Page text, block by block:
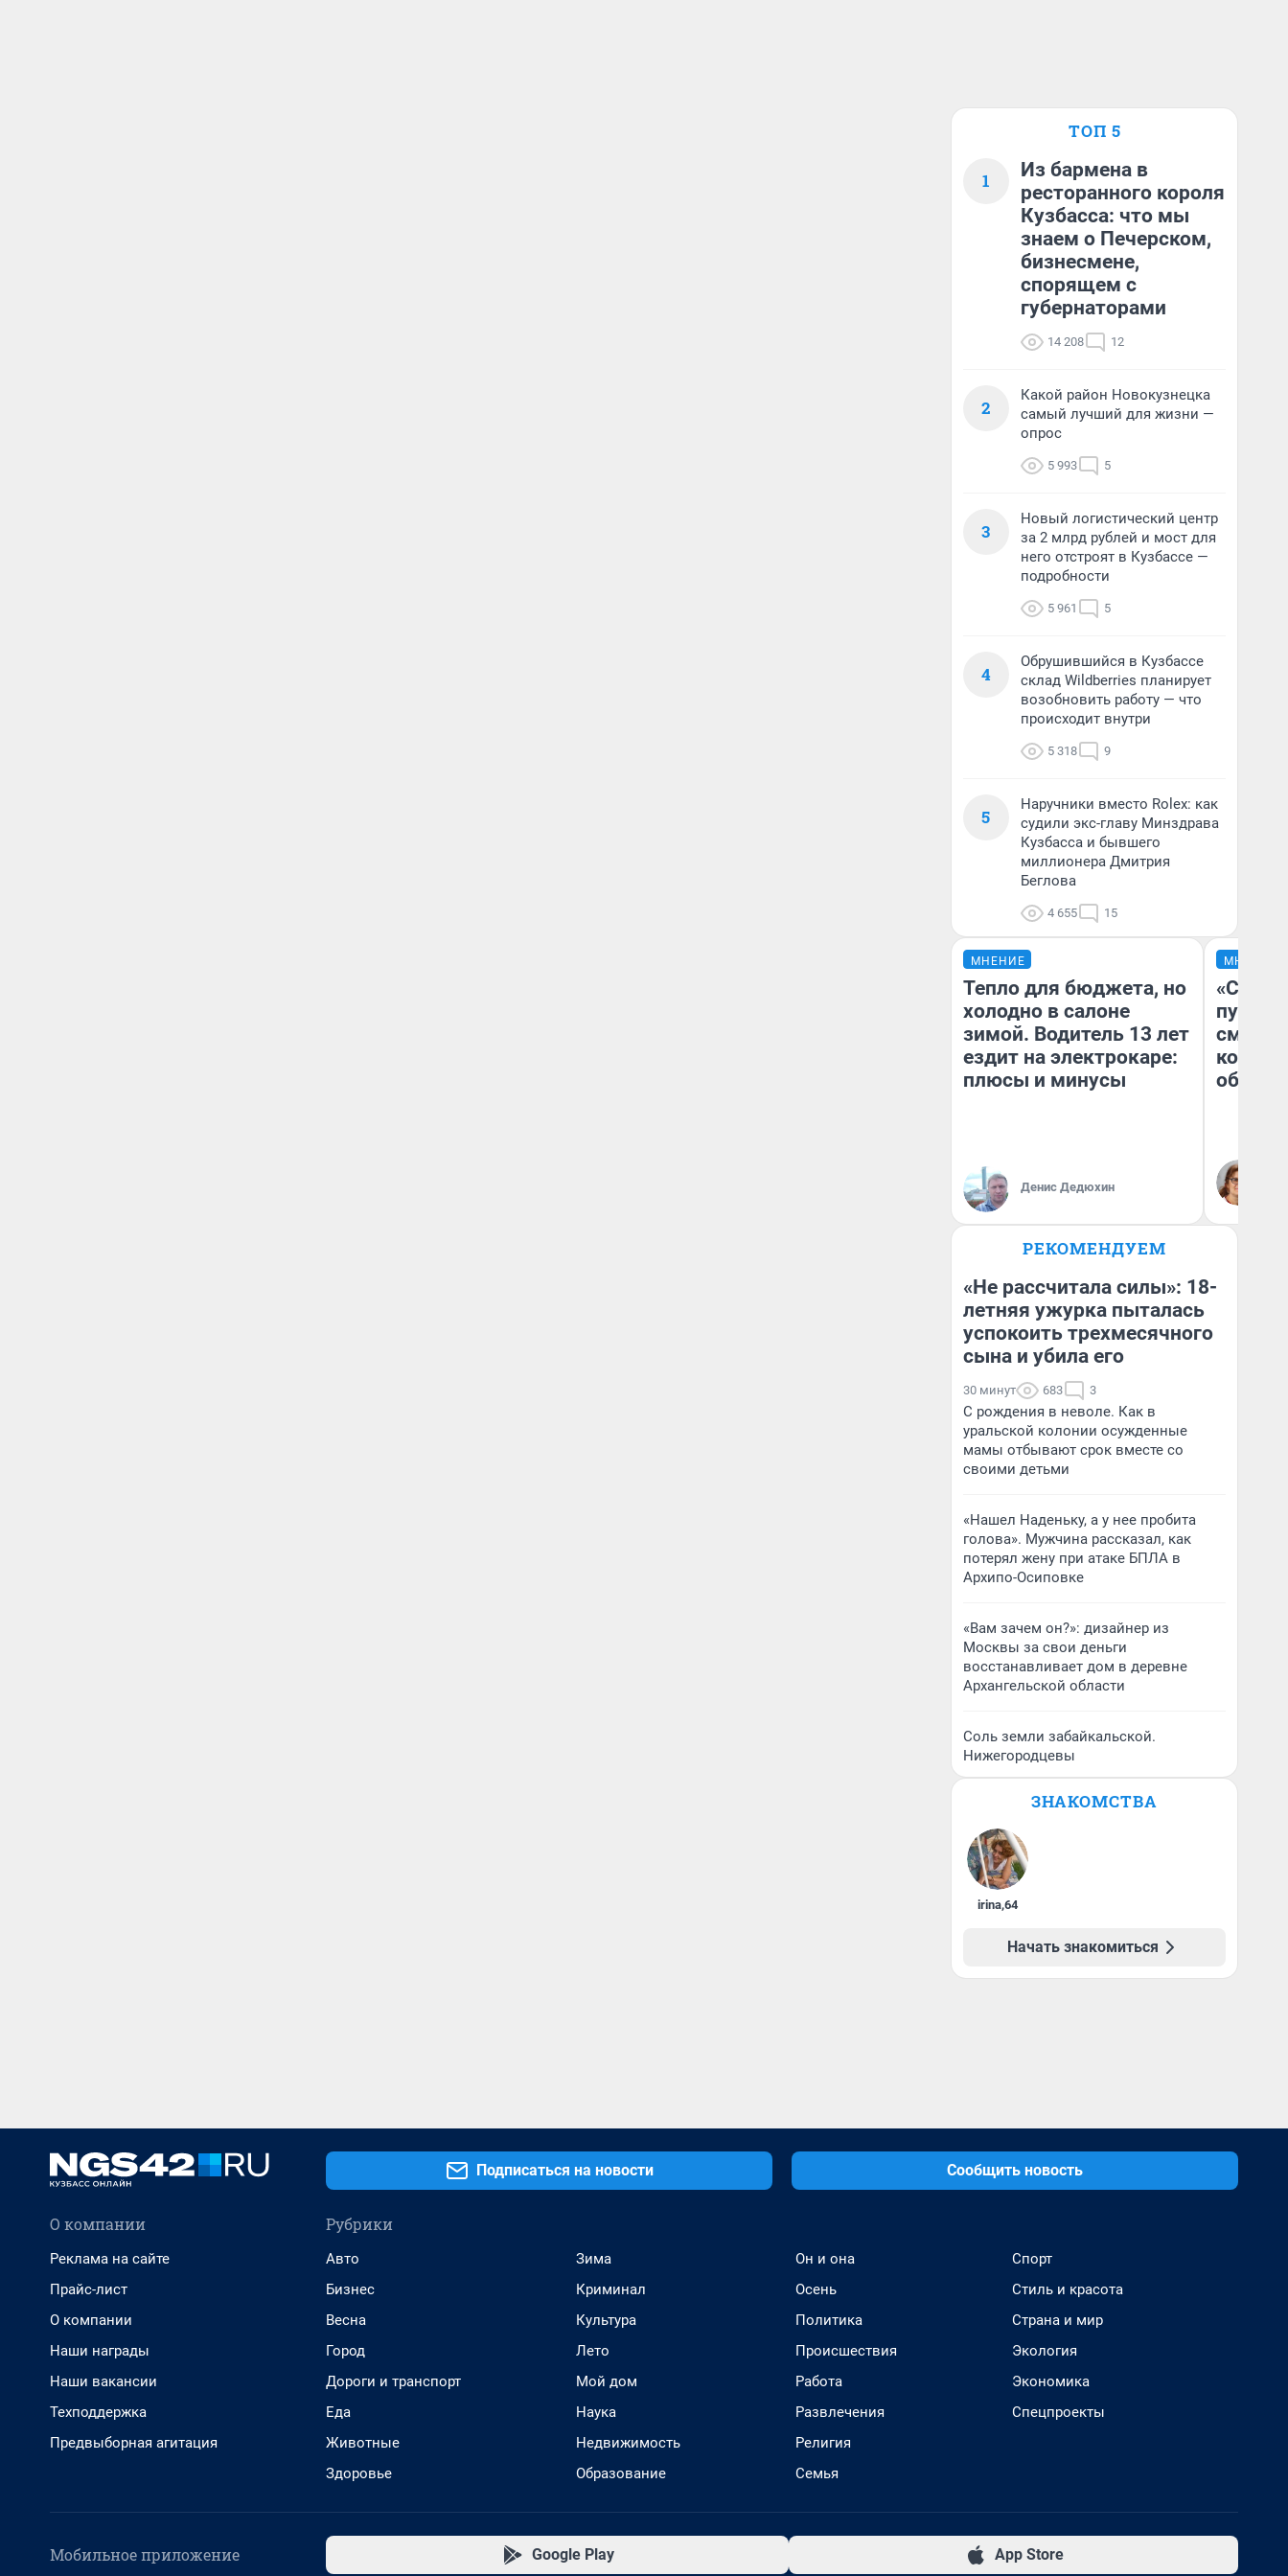
ТОП 5
1
Из бармена в
ресторанного короля
Кузбасса: что мы
знаем о Печерском,
бизнесмене,
спорящем с
губернаторами
14 208 12
2
Какой район Новокузнецка
самый лучший для жизни —
опрос
5 993 5
3
Новый логистический центр
за 2 млрд рублей и мост для
него отстроят в Кузбассе —
подробности
5 961 5
4
Обрушившийся в Кузбассе
склад Wildberries планирует
возобновить работу — что
происходит внутри
5 318 9
5
Наручники вместо Rolex: как
судили экс-главу Минздрава
Кузбасса и бывшего
миллионера Дмитрия
Беглова
4 655 15
МНЕНИЕ
Тепло для бюджета, но
холодно в салоне
зимой. Водитель 13 лет
ездит на электрокаре:
плюсы и минусы
Денис Дедюхин
МНЕНИЕ
РЕКОМЕНДУЕМ
«Не рассчитала силы»: 18-
летняя ужурка пыталась
успокоить трехмесячного
сына и убила его
30 минут 683 3
С рождения в неволе. Как в
уральской колонии осужденные
мамы отбывают срок вместе со
своими детьми
«Нашел Наденьку, а у нее пробита
голова». Мужчина рассказал, как
потерял жену при атаке БПЛА в
Архипо-Осиповке
«Вам зачем он?»: дизайнер из
Москвы за свои деньги
восстанавливает дом в деревне
Архангельской области
Соль земли забайкальской.
Нижегородцевы
ЗНАКОМСТВА
irina,64
Начать знакомиться
Подписаться на новости Сообщить новость
О компании
Реклама на сайте
Прайс-лист
О компании
Наши награды
Наши вакансии
Техподдержка
Предвыборная агитация
Рубрики
Авто
Бизнес
Весна
Город
Дороги и транспорт
Еда
Животные
Здоровье
Зима
Криминал
Культура
Лето
Мой дом
Наука
Недвижимость
Образование
Он и она
Осень
Политика
Происшествия
Работа
Развлечения
Религия
Семья
Спорт
Стиль и красота
Страна и мир
Экология
Экономика
Спецпроекты
Мобильное приложение Google Play App Store